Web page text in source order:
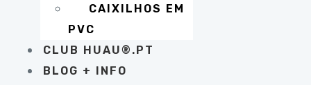
CAIXILHOS EM
PVC
CLUB HUAU®.PT
BLOG + INFO